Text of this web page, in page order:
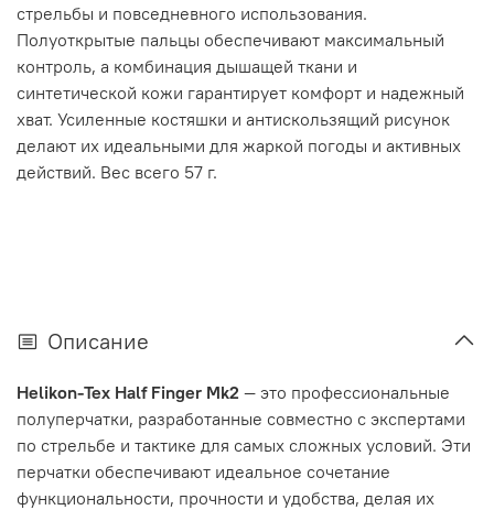
стрельбы и повседневного использования.
Полуоткрытые пальцы обеспечивают максимальный
контроль, а комбинация дышащей ткани и
синтетической кожи гарантирует комфорт и надежный
хват. Усиленные костяшки и антискользящий рисунок
делают их идеальными для жаркой погоды и активных
действий. Вес всего 57 г.
Описание
Helikon-Tex Half Finger Mk2 — это профессиональные
полуперчатки, разработанные совместно с экспертами
по стрельбе и тактике для самых сложных условий. Эти
перчатки обеспечивают идеальное сочетание
функциональности, прочности и удобства, делая их